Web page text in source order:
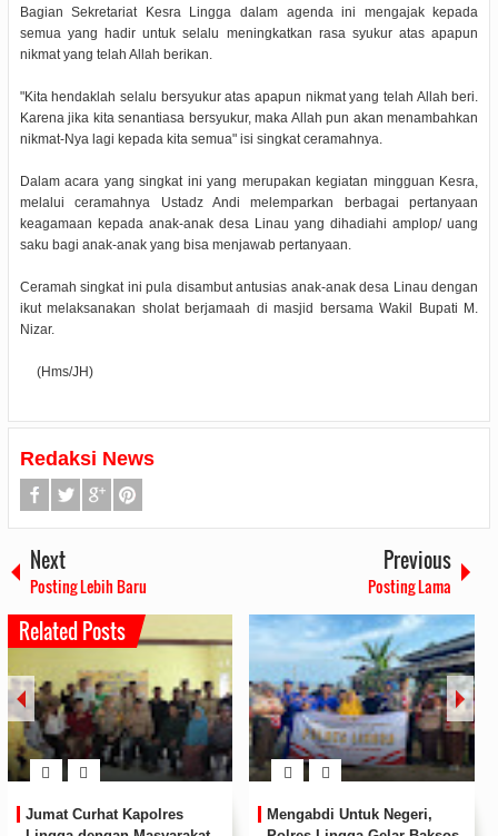
Bagian Sekretariat Kesra Lingga dalam agenda ini mengajak kepada
semua yang hadir untuk selalu meningkatkan rasa syukur atas apapun
nikmat yang telah Allah berikan.
"Kita hendaklah selalu bersyukur atas apapun nikmat yang telah Allah beri.
Karena jika kita senantiasa bersyukur, maka Allah pun akan menambahkan
nikmat-Nya lagi kepada kita semua" isi singkat ceramahnya.
Dalam acara yang singkat ini yang merupakan kegiatan mingguan Kesra,
melalui ceramahnya Ustadz Andi melemparkan berbagai pertanyaan
keagamaan kepada anak-anak desa Linau yang dihadiahi amplop/ uang
saku bagi anak-anak yang bisa menjawab pertanyaan.
Ceramah singkat ini pula disambut antusias anak-anak desa Linau dengan
ikut melaksanakan sholat berjamaah di masjid bersama Wakil Bupati M.
Nizar.
(Hms/JH)
Redaksi News
Next
Posting Lebih Baru
Previous
Posting Lama
Related Posts
Peringati HUT ke 78 Korps
Bupati Lingga